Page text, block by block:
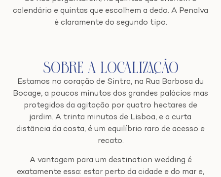
calendário e quintas que escolhem a dedo. A Penalva
é claramente do segundo tipo.
Sobre a Localização
Estamos no coração de Sintra, na Rua Barbosa du
Bocage, a poucos minutos dos grandes palácios mas
protegidos da agitação por quatro hectares de
jardim. A trinta minutos de Lisboa, e a curta
distância da costa, é um equilíbrio raro de acesso e
recato.
A vantagem para um destination wedding é
exatamente essa: estar perto da cidade e do mar e,